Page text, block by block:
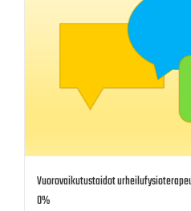
Vuorovaikutustaidot
0%